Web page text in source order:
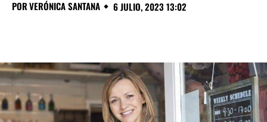
PORVERÓNICA SANTANA 6 JULIO, 2023 13:02